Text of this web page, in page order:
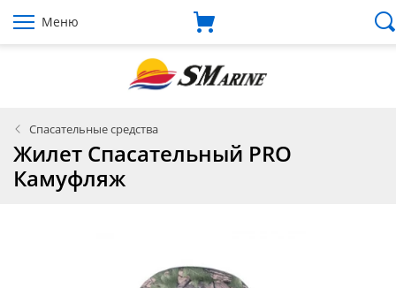
Меню
Спасательные средства
Жилет Спасательный PRO
Камуфляж